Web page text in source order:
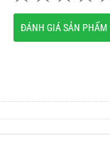
ĐÁNH GIÁ SẢN PHẨM